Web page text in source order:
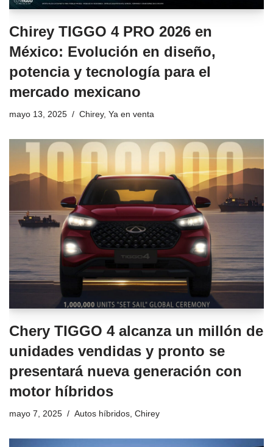
Chirey TIGGO 4 PRO 2026 en
México: Evolución en diseño,
potencia y tecnología para el
mercado mexicano
mayo 13, 2025 Chirey, Ya en venta
Chery TIGGO 4 alcanza un millón de
unidades vendidas y pronto se
presentará nueva generación con
motor híbridos
mayo 7, 2025 Autos híbridos, Chirey